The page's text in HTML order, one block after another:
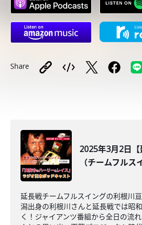
Share
2025年3月2日
（チームフルス
延長戦チームフルスイングの利根川
潟出身の利根川さんと延長戦では昭
く！ジャイアンツ番組から全日の流